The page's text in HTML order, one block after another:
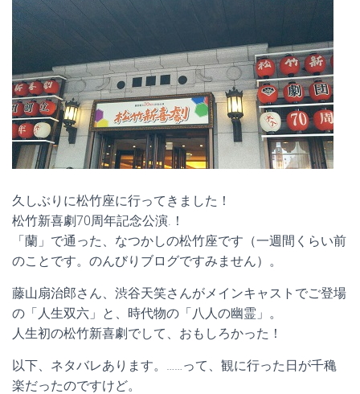
久しぶりに松竹座に行ってきました！
松竹新喜劇70周年記念公演.！
「蘭」で通った、なつかしの松竹座です（一週間くらい前
のことです。のんびりブログですみません）。
藤山扇治郎さん、渋谷天笑さんがメインキャストでご登場
の「人生双六」と、時代物の「八人の幽霊」。
人生初の松竹新喜劇でして、おもしろかった！
以下、ネタバレあります。……って、観に行った日が千穐
楽だったのですけど。